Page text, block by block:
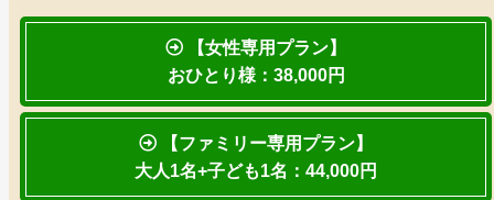
【女性専用プラン】
おひとり様：38,000円
【ファミリー専用プラン】
大人1名+子ども1名：44,000円